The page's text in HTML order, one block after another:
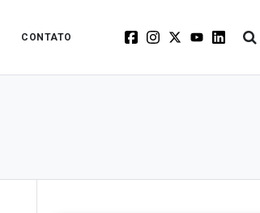
CONTATO